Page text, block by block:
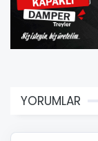
YORUMLAR